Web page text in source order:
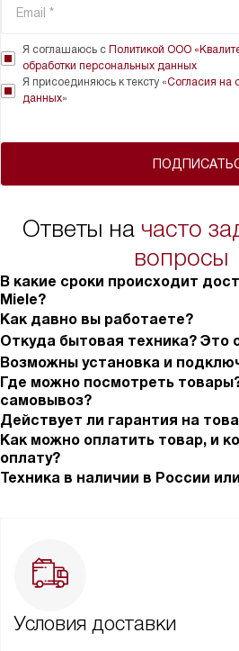
Я соглашаюсь с Политикой ООО
обработки персональных данных
Я присоединяюсь к тексту «Согласия на
данных»
Ответы на часто
вопросы
В какие сроки происходит
Miele?
Как давно вы работаете?
Откуда бытовая техника? Это
Возможны установка и
Где можно посмотреть
самовывоз?
Действует ли гарантия на
Как можно оплатить товар, и
оплату?
Техника в наличии в России
Условия доставки